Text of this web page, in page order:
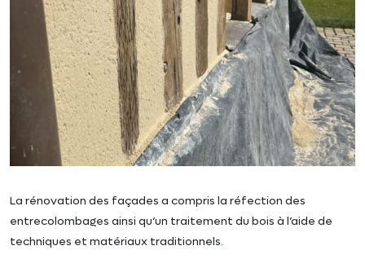
La rénovation des façades a compris la réfection des
entrecolombages ainsi qu’un traitement du bois à l’aide de
techniques et matériaux traditionnels.